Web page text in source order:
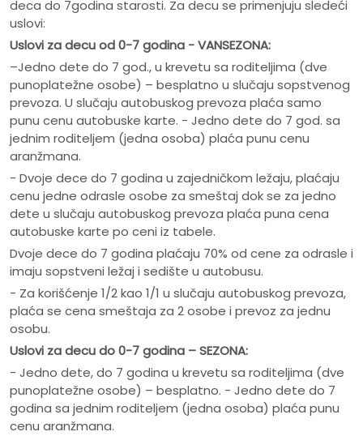
deca do 7godina starosti. Za decu se primenjuju sledeći
uslovi:
Uslovi za decu od 0-7 godina - VANSEZONA:
–Jedno dete do 7 god., u krevetu sa roditeljima (dve
punoplatežne osobe) – besplatno u slučaju sopstvenog
prevoza. U slučaju autobuskog prevoza plaća samo
punu cenu autobuske karte. - Jedno dete do 7 god. sa
jednim roditeljem (jedna osoba) plaća punu cenu
aranžmana.
- Dvoje dece do 7 godina u zajedničkom ležaju, plaćaju
cenu jedne odrasle osobe za smeštaj dok se za jedno
dete u slučaju autobuskog prevoza plaća puna cena
autobuske karte po ceni iz tabele.
Dvoje dece do 7 godina plaćaju 70% od cene za odrasle i
imaju sopstveni ležaj i sedište u autobusu.
- Za korišćenje 1/2 kao 1/1 u slučaju autobuskog prevoza,
plaća se cena smeštaja za 2 osobe i prevoz za jednu
osobu.
Uslovi za decu do 0-7 godina – SEZONA:
- Jedno dete, do 7 godina u krevetu sa roditeljima (dve
punoplatežne osobe) – besplatno. - Jedno dete do 7
godina sa jednim roditeljem (jedna osoba) plaća punu
cenu aranžmana.